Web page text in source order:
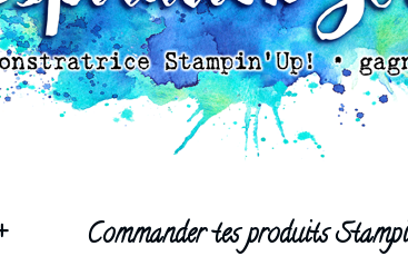
Commander tes produits